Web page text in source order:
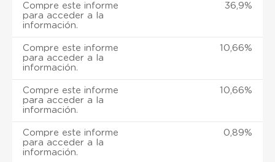
Compre este informe
para acceder a la
información.
36,9%
Compre este informe
para acceder a la
información.
10,66%
Compre este informe
para acceder a la
información.
10,66%
Compre este informe
para acceder a la
información.
0,89%